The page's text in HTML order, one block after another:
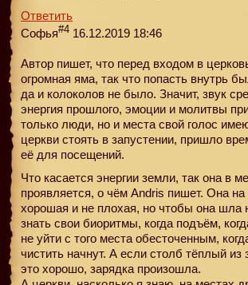
Ответить
Софья#4 16.12.2019 18:46
Автор пишет, что перед входом в
огромная яма, так что попасть внутрь
да и колоколов не было. Значит, звук
энергия прошлого, эмоции и молитвы
только люди, но и места свой голос
церкви стоять в запустении, пришло
её для посещений.
Что касается энергии земли, так она в
проявляется, о чём Andris пишет. Она
хорошая и не плохая, но чтобы она шла
знать свои биоритмы, когда подъём,
не уйти с того места обесточенным,
чистить начнут. А если столб тёплый из
это хорошо, зарядка произошла.